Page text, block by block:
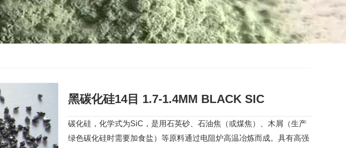
黑碳化硅14目 1.7-1.4MM BLACK SIC
碳化硅，化学式为SiC，是用石英砂、石油焦（或煤焦）、木屑（生产
绿色碳化硅时需要加食盐）等原料通过电阻炉高温冶炼而成。具有高强